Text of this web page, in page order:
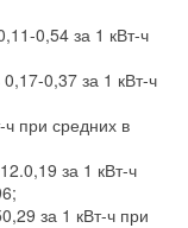
0,54 за 1 кВт-ч
0,37 за 1 кВт-ч
при средних в
за 1 кВт-ч
за 1 кВт-ч при